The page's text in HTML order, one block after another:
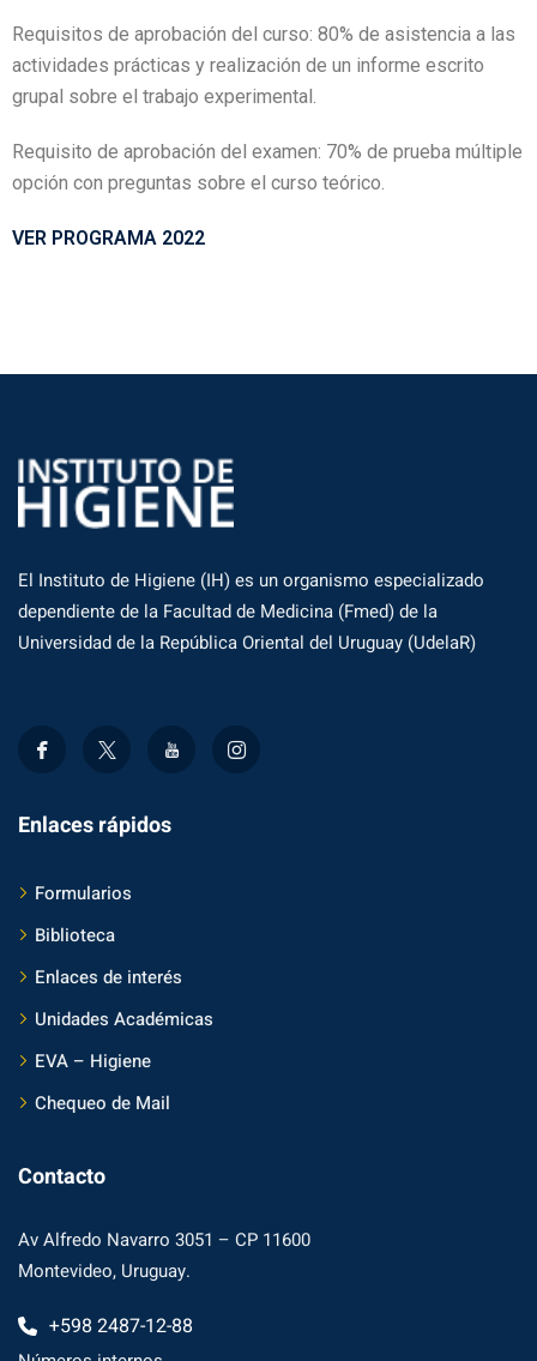
Requisitos de aprobación del curso: 80% de asistencia a las
actividades prácticas y realización de un informe escrito
grupal sobre el trabajo experimental.
Requisito de aprobación del examen: 70% de prueba múltiple
opción con preguntas sobre el curso teórico.
VER PROGRAMA 2022
El Instituto de Higiene (IH) es un organismo especializado
dependiente de la Facultad de Medicina (Fmed) de la
Universidad de la República Oriental del Uruguay (UdelaR)
Enlaces rápidos
Formularios
Biblioteca
Enlaces de interés
Unidades Académicas
EVA – Higiene
Chequeo de Mail
Contacto
Av Alfredo Navarro 3051 – CP 11600
Montevideo, Uruguay.
+598 2487-12-88